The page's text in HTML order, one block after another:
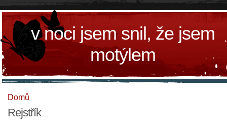
v noci jsem snil, že jsem
motýlem
Domů
Rejstřík